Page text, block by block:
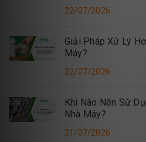
22/07/2026
Giải Pháp Xử Lý
Máy?
22/07/2026
Khi Nào Nên Sử
Nhà Máy?
21/07/2026